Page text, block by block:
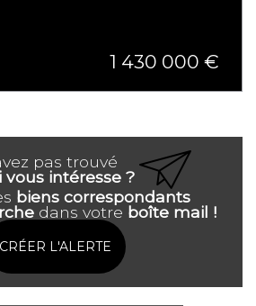
1 430 000 €
pas trouvé
vous intéresse ?
biens correspondants
dans votre boîte mail !
CRÉER L'ALERTE